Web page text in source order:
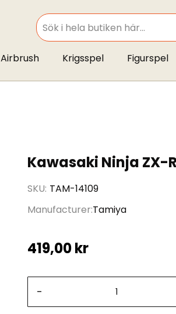
SEARCH
Airbrush Krigsspel Figurspel
Kawasaki Ninja ZX-
SKU TAM-14109
Manufacturer Tamiya
419,00 kr
-